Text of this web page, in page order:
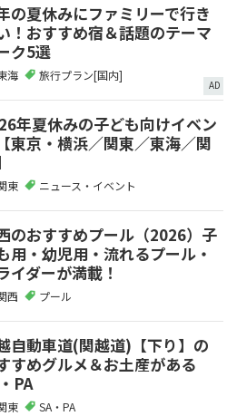
の夏休みにファミリーで行き
！おすすめ宿＆話題のテーマ
ク5選
海 旅行プラン[国内]
AD
年夏休みの子ども向けイベン
東京・横浜／関東／東海／関
東 ニュース・イベント
のおすすめプール（2026）子
用・幼児用・流れるプール・
イダーが満載！
西 プール
自動車道(関越道)【下り】の
すめグルメ＆お土産がある
PA
東 SA・PA